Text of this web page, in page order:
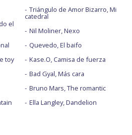
el
toy
Triángulo de Amor Bizarro, Mi
catedral
Nil Moliner, Nexo
Quevedo, El baifo
Kase.O, Camisa de fuerza
Bad Gyal, Más cara
Bruno Mars, The romantic
Ella Langley, Dandelion